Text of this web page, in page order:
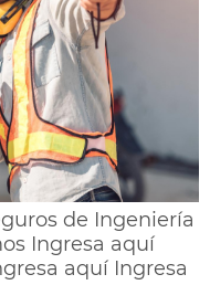
de Ingeniería
Ingresa aquí
aquí Ingresa